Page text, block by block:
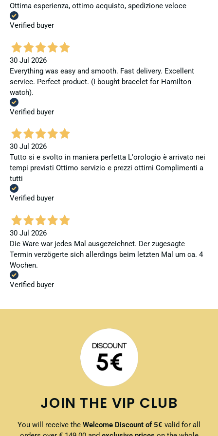
Ottima esperienza, ottimo acquisto, spedizione veloce
Verified buyer
30 Jul 2026
Everything was easy and smooth. Fast delivery. Excellent
service. Perfect product. (I bought bracelet for Hamilton
watch).
Verified buyer
30 Jul 2026
Tutto si e svolto in maniera perfetta L'orologio è arrivato nei
tempi previsti Ottimo servizio e prezzi ottimi Complimenti a
tutti
Verified buyer
30 Jul 2026
Die Ware war jedes Mal ausgezeichnet. Der zugesagte
Termin verzögerte sich allerdings beim letzten Mal um ca. 4
Wochen.
Verified buyer
JOIN THE VIP CLUB
You will receive the Welcome Discount of 5€ valid for all